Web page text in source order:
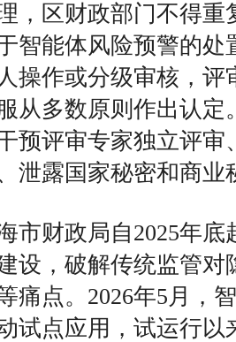
，区财政部门不得重
智能体风险预警的处
操作或分级审核，评
从多数原则作出认定
预评审专家独立评审
泄露国家秘密和商业
市财政局自2025年
设，破解传统监管对
痛点。2026年5月，
试点应用，试运行以